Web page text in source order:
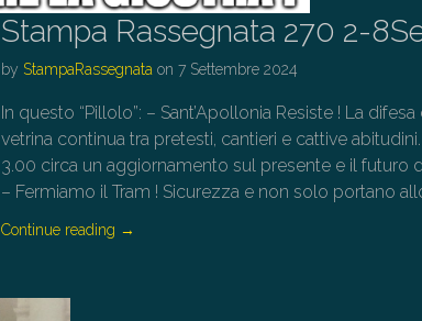
Stampa Rassegnata 270 2-
by StampaRassegnata on7 Settembre 2024
In questo “Pillolo”: – Sant’Apollonia Resiste ! La
vetrina continua tra pretesti, cantieri e cattive
3.00 circa un aggiornamento sul presente e il futuro
– Fermiamo il Tram ! Sicurezza e non solo portano
Continue reading →